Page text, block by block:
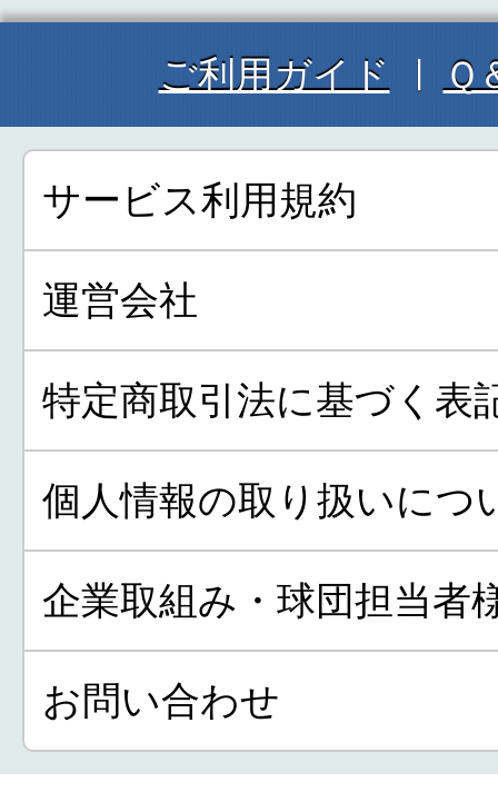
ご利用ガイド Ｑ
サービス利用規約
運営会社
特定商取引法に基づく表
個人情報の取り扱いにつ
企業取組み・球団担当者
お問い合わせ